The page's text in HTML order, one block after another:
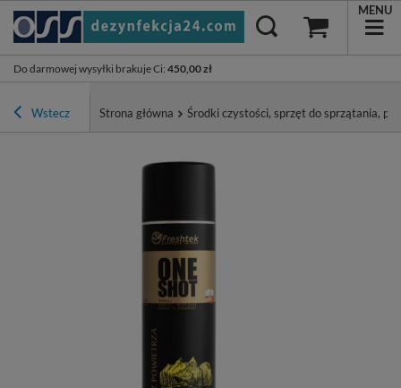
Do darmowej wysyłki brakuje Ci: 450,00 zł
MENU
Wstecz Strona główna Środki czystości, sprzęt do sprzątania,